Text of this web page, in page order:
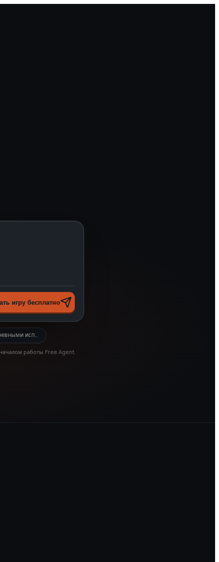
игру бесплатно
испытаниями
работы Free Agent.